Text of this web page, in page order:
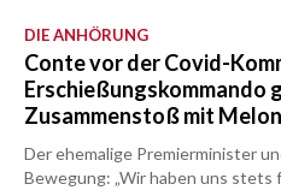
DIE ANHÖRUNG
Conte vor der Covid-
Erschießungskommando
Zusammenstoß mit
Der ehemalige Premierminister
Bewegung: „Wir haben uns